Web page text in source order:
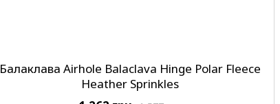
Балаклава Airhole Balaclava Hinge Polar Fleece
Heather Sprinkles